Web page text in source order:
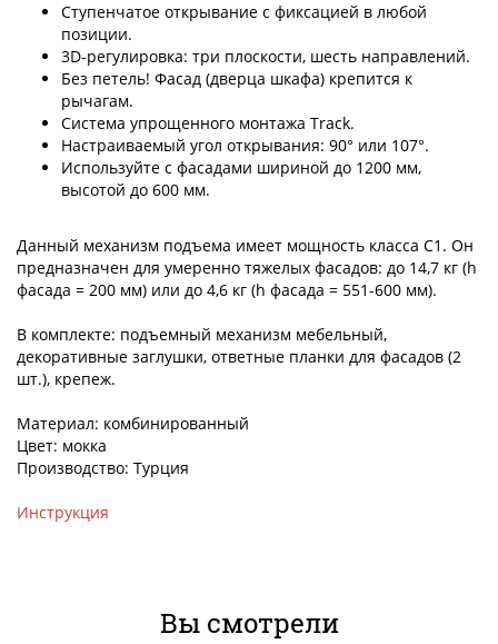
Ступенчатое открывание с фиксацией в любой
позиции.
3D-регулировка: три плоскости, шесть направлений.
Без петель! Фасад (дверца шкафа) крепится к
рычагам.
Система упрощенного монтажа Track.
Настраиваемый угол открывания: 90° или 107°.
Используйте с фасадами шириной до 1200 мм,
высотой до 600 мм.
Данный механизм подъема имеет мощность класса C1. Он
предназначен для умеренно тяжелых фасадов: до 14,7 кг (h
фасада = 200 мм) или до 4,6 кг (h фасада = 551-600 мм).
В комплекте: подъемный механизм мебельный,
декоративные заглушки, ответные планки для фасадов (2
шт.), крепеж.
Материал: комбинированный
Цвет: мокка
Производство: Турция
Инструкция
Вы смотрели